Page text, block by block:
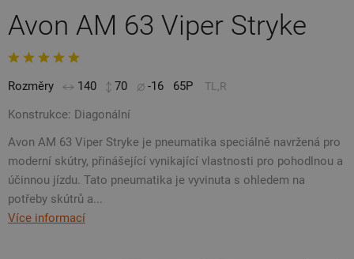
Avon AM 63 Viper Stryke
Rozměry 140 70 -16 65P TL,R
Konstrukce: Diagonální
Avon AM 63 Viper Stryke je pneumatika speciálně navržená pro
moderní skútry, přinášející vynikající vlastnosti pro pohodlnou a
účinnou jízdu. Tato pneumatika je vyvinuta s ohledem na
potřeby skútrů a...
Více informací